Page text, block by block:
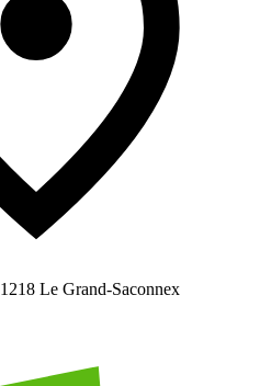
1218 Le Grand-Saconnex